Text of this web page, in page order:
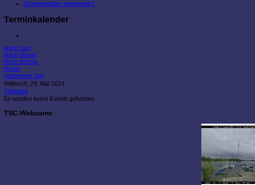
Zugangsdaten vergessen?
Terminkalender
Nach Jahr
Nach Monat
Nach Woche
Heute
Vorheriger Tag
Mittwoch, 29. Mai 2024
Folgetag
Es wurden keine Events gefunden
TSC-Webcams